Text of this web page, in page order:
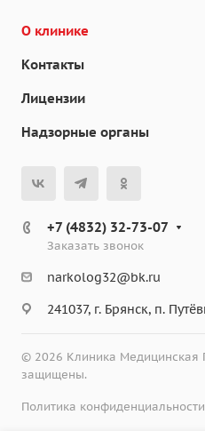
О клинике
Контакты
Лицензии
Надзорные органы
+7 (4832) 32-73-07
Заказать звонок
narkolog32@bk.ru
241037, г. Брянск, п.
© 2026 Клиника Медицинская
защищены.
Политика конфиденциальности